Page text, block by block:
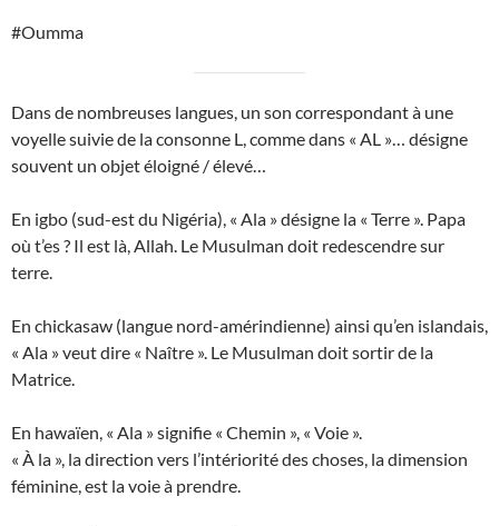
#Oumma
Dans de nombreuses langues, un son correspondant à une
voyelle suivie de la consonne L, comme dans « AL »… désigne
souvent un objet éloigné / élevé…
En igbo (sud-est du Nigéria), « Ala » désigne la « Terre ». Papa
où t’es ? Il est là, Allah. Le Musulman doit redescendre sur
terre.
En chickasaw (langue nord-amérindienne) ainsi qu’en islandais,
« Ala » veut dire « Naître ». Le Musulman doit sortir de la
Matrice.
En hawaïen, « Ala » signifie « Chemin », « Voie ».
« À la », la direction vers l’intériorité des choses, la dimension
féminine, est la voie à prendre.